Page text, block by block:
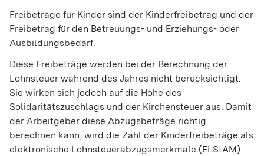
Freibeträge für Kinder sind der Kinderfreibetrag und der
Freibetrag für den Betreuungs- und Erziehungs- oder
Ausbildungsbedarf.
Diese Freibeträge werden bei der Berechnung der
Lohnsteuer während des Jahres nicht berücksichtigt.
Sie wirken sich jedoch auf die Höhe des
Solidaritätszuschlags und der Kirchensteuer aus. Damit
der Arbeitgeber diese Abzugsbeträge richtig
berechnen kann, wird die Zahl der Kinderfreibeträge als
elektronische Lohnsteuerabzugsmerkmale (ELStAM)